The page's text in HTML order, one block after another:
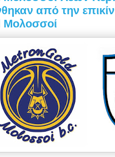
από την
Μολοσσοί